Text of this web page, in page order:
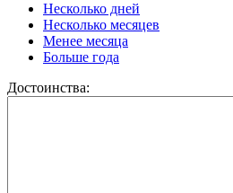
Несколько дней
Несколько месяцев
Менее месяца
Больше года
Достоинства: